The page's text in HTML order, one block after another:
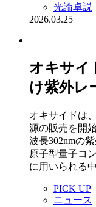
光論卓説
2026.03.25
オキサイ
け紫外レ
オキサイドは
源の販売を開
波長302nmの
原子型量子コ
に用いられる
PICK UP
ニュース